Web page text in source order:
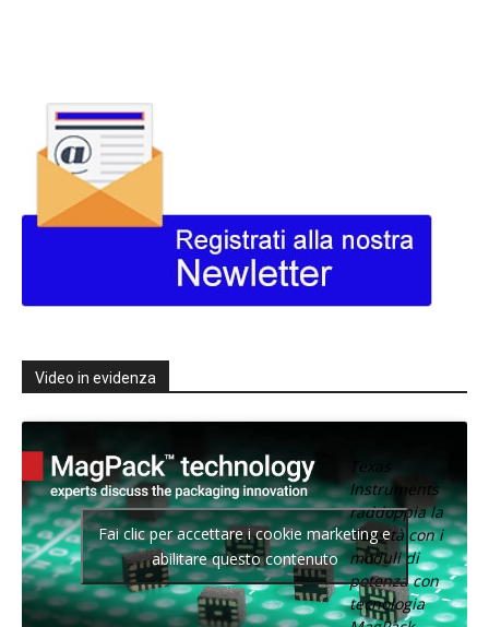
Video in evidenza
Texas
Instruments
raddoppia la
densità con i
moduli di
potenza con
tecnologia
Fai clic per accettare i cookie marketing e
abilitare questo contenuto